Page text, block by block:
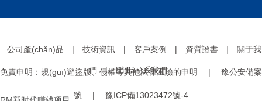
公司產(chǎn)品 | 技術資訊 | 客戶案例 | 資質證書 | 關于我
們 | 聯(lián)系我們
免責申明：規(guī)避盜版、侵權等其他法律風險的申明 | 豫公安備案
號 | 豫ICP備13023472號-4